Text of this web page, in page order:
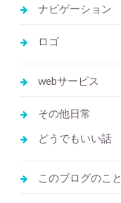
ナビゲーション
ロゴ
webサービス
その他日常
どうでもいい話
このブログのこと